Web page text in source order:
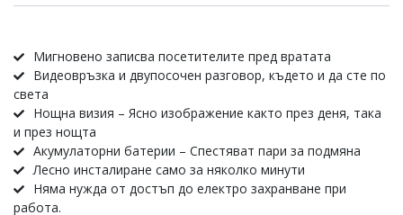
Мигновено записва посетителите пред вратата
Видеовръзка и двупосочен разговор, където и да сте по
света
Нощна визия – Ясно изображение както през деня, така
и през нощта
Акумулаторни батерии – Спестяват пари за подмяна
Лесно инсталиране само за няколко минути
Няма нужда от достъп до електро захранване при
работа.